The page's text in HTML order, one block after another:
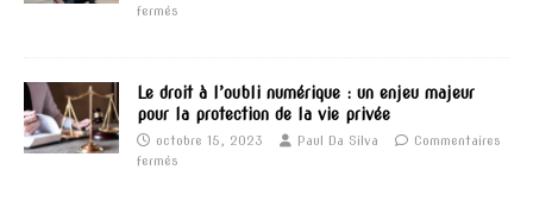
fermés
Le droit à l’oubli numérique : un enjeu majeur
pour la protection de la vie privée
octobre 15, 2023 Paul Da Silva
Commentaires
fermés